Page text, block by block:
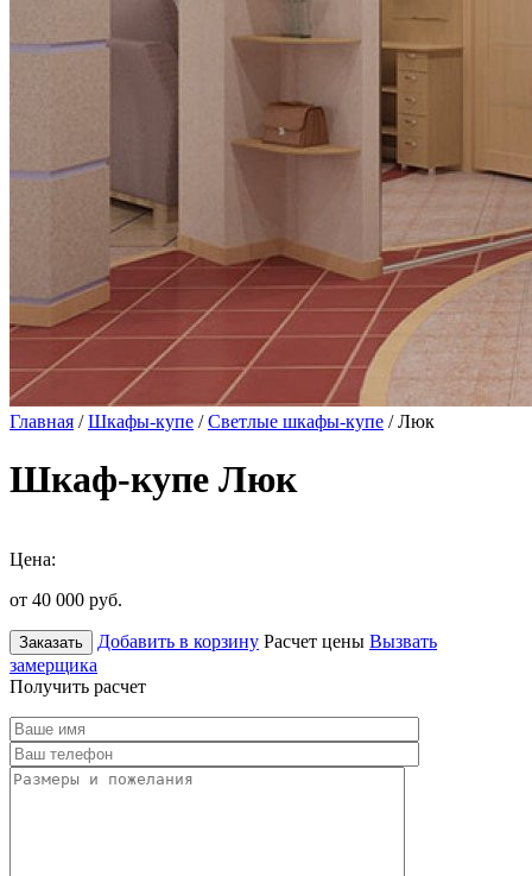
Главная /Шкафы-купе /Светлые шкафы-купе / Люк
Шкаф-купе Люк
Цена:
от 40 000 руб.
Заказать Добавить в корзину Расчет цены Вызвать
замерщика
Получить расчет